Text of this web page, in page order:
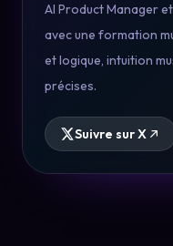
AI Product Manager
avec une formation
et logique, intuition
précises.
Suivre sur X